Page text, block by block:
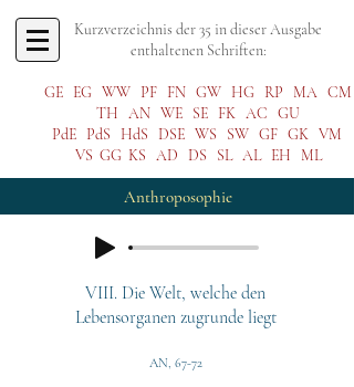
Kurzverzeichnis der 35 in dieser Ausgabe
enthaltenen Schriften:
GE EG WW PF FN GW HG RP MA CM
TH AN WE SE FK AC GU
PdE
PdS HdS DSE WS SW GF GK VM
VS GG KS AD DS SL AL EH ML
Anthroposophie
VIII. Die Welt, welche den
Lebensorganen zugrunde liegt
AN, 67-72